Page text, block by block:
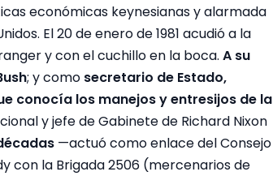
económicas keynesianas y alarmada
El 20 de enero de 1981 acudió a la
y con el cuchillo en la boca. A su
; y como secretario de Estado,
conocía los manejos y entresijos de la
y jefe de Gabinete de Richard Nixon
—actuó como enlace del Consejo
con la Brigada 2506 (mercenarios de